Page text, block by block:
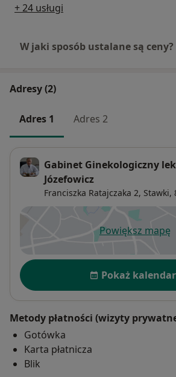
+ 24 usługi
W jaki sposób ustalane są ceny?
Adresy (2)
Adres 1 Adres 2
Gabinet Ginekologiczny
Józefowicz
Franciszka Ratajczaka 2, Stawki,
Powiększ mapę
otwiera
Dostępność
Pokaż
Metody płatności (wizyty
Gotówka
Karta płatnicza
Blik